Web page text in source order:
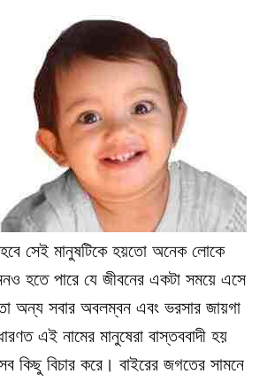
সেই মানুষটিকে হয়তো অনেক লোকে
হতে পারে যে জীবনের একটা সময়ে এসে
অন্য সবার অবলম্বন এবং ভরসার জায়গা
এই নামের মানুষেরা বাস্তববাদী হয়
কিছু বিচার করে। বাইরের জগতের সামনে